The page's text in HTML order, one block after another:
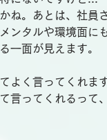
ね。あとは、社員
ンタルや環境面に
一面が見えます。
よく言ってくれま
言ってくれるって